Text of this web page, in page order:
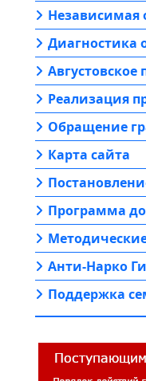
Независимая
Диагностика
Августовское
Реализация
Обращение
Карта сайта
Программа
Анти-Нарко
Поддержка